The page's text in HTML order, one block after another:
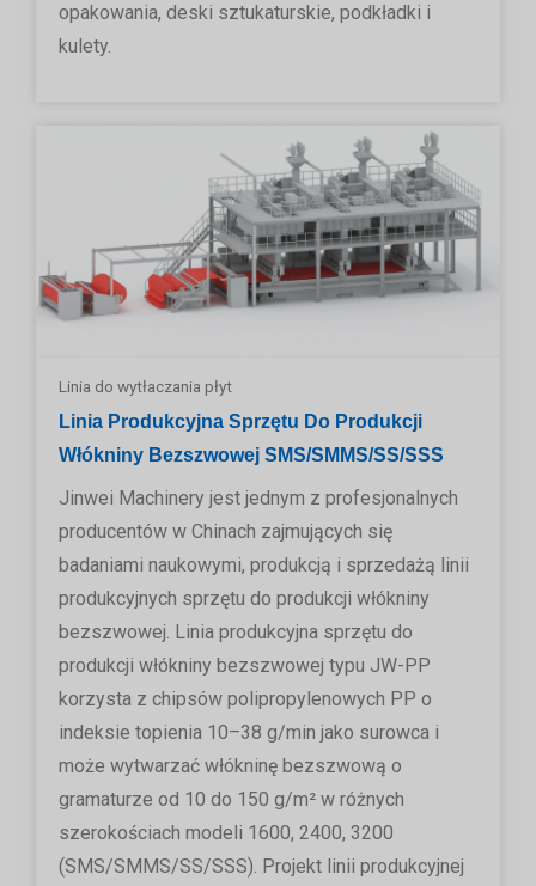
opakowania, deski sztukaturskie, podkładki i
kulety.
Linia do wytłaczania płyt
Linia Produkcyjna Sprzętu Do Produkcji
Włókniny Bezszwowej SMS/SMMS/SS/SSS
Jinwei Machinery jest jednym z profesjonalnych
producentów w Chinach zajmujących się
badaniami naukowymi, produkcją i sprzedażą linii
produkcyjnych sprzętu do produkcji włókniny
bezszwowej. Linia produkcyjna sprzętu do
produkcji włókniny bezszwowej typu JW-PP
korzysta z chipsów polipropylenowych PP o
indeksie topienia 10–38 g/min jako surowca i
może wytwarzać włókninę bezszwową o
gramaturze od 10 do 150 g/m² w różnych
szerokościach modeli 1600, 2400, 3200
(SMS/SMMS/SS/SSS). Projekt linii produkcyjnej